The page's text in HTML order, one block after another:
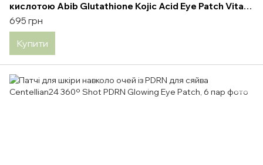
кислотою Abib Glutathione Kojic Acid Eye Patch Vita
Jelly 90 г / 60 шт
695 грн
Купити